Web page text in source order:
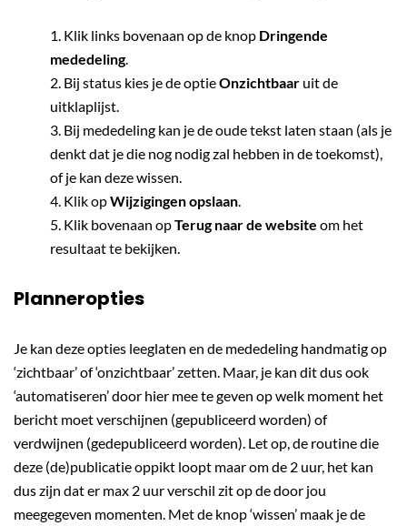
Klik links bovenaan op de knop Dringende
mededeling.
Bij status kies je de optieOnzichtbaar uit de
uitklaplijst.
Bij mededeling kan je de oude tekst laten staan (als je
denkt dat je die nog nodig zal hebben in de toekomst),
of je kan deze wissen.
Klik opWijzigingen opslaan.
Klik bovenaan opTerug naar de website om het
resultaat te bekijken.
Planneropties
Je kan deze opties leeglaten en de mededeling handmatig op
‘zichtbaar’ of ‘onzichtbaar’ zetten. Maar, je kan dit dus ook
‘automatiseren’ door hier mee te geven op welk moment het
bericht moet verschijnen (gepubliceerd worden) of
verdwijnen (gedepubliceerd worden). Let op, de routine die
deze (de)publicatie oppikt loopt maar om de 2 uur, het kan
dus zijn dat er max 2 uur verschil zit op de door jou
meegegeven momenten. Met de knop ‘wissen’ maak je de